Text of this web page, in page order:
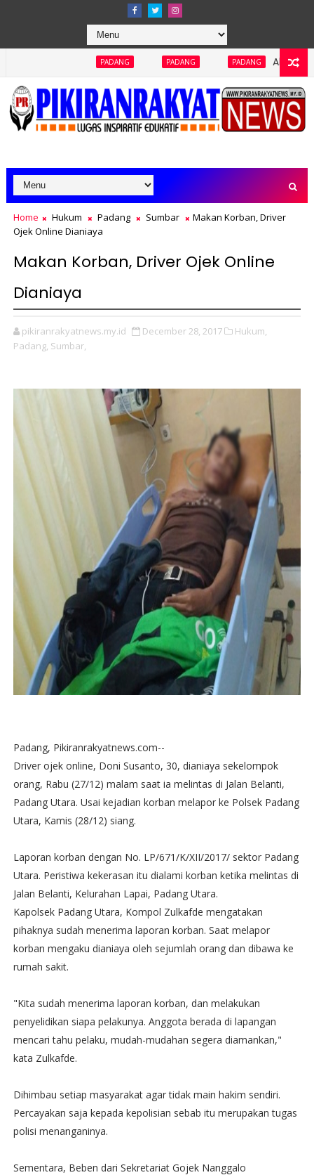
PADANG PADANG Abaikan Keterbukaan
Home Hukum Padang Sumbar
Makan Korban, Driver
Ojek Online Dianiaya
Makan Korban, Driver Ojek Online
Dianiaya
pikiranrakyatnews.my.id December 28, 2017
Hukum,
Padang, Sumbar,
Padang, Pikiranrakyatnews.com--
Driver ojek online, Doni Susanto, 30, dianiaya sekelompok
orang, Rabu (27/12) malam saat ia melintas di Jalan Belanti,
Padang Utara. Usai kejadian korban melapor ke Polsek Padang
Utara, Kamis (28/12) siang.
Laporan korban dengan No. LP/671/K/XII/2017/ sektor Padang
Utara. Peristiwa kekerasan itu dialami korban ketika melintas di
Jalan Belanti, Kelurahan Lapai, Padang Utara.
Kapolsek Padang Utara, Kompol Zulkafde mengatakan
pihaknya sudah menerima laporan korban. Saat melapor
korban mengaku dianiaya oleh sejumlah orang dan dibawa ke
rumah sakit.
"Kita sudah menerima laporan korban, dan melakukan
penyelidikan siapa pelakunya. Anggota berada di lapangan
mencari tahu pelaku, mudah-mudahan segera diamankan,"
kata Zulkafde.
Dihimbau setiap masyarakat agar tidak main hakim sendiri.
Percayakan saja kepada kepolisian sebab itu merupakan tugas
polisi menanganinya.
Sementara, Beben dari Sekretariat Gojek Nanggalo